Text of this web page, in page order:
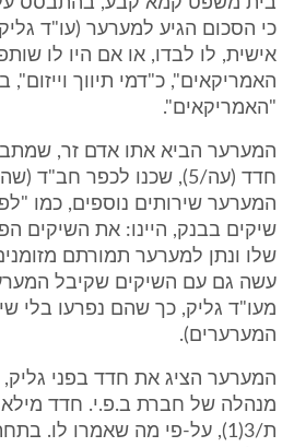
כי הסכום הגיע למערער (עו"ד
אישית, לו לבדו, או אם היו לו
האמריקאים", כ"דמי תיווך
"האמריקאים".
המערער הביא אתו אדם זר,
חדד (עה/5), שכנו לכפר
המערער שירותים נוספים, כמו
שיקים בבנק, היינו: את השיקים
עשה גם עם השיקים שקיבל
מעו"ד גליק, כך שהם נפרעו בלי
המערערים).
המערער הציג את חדד בפני גליק,
מנהלה של חברת ב.פ.י. חדד
ת/3(1), על-פי מה שאמרו לו.